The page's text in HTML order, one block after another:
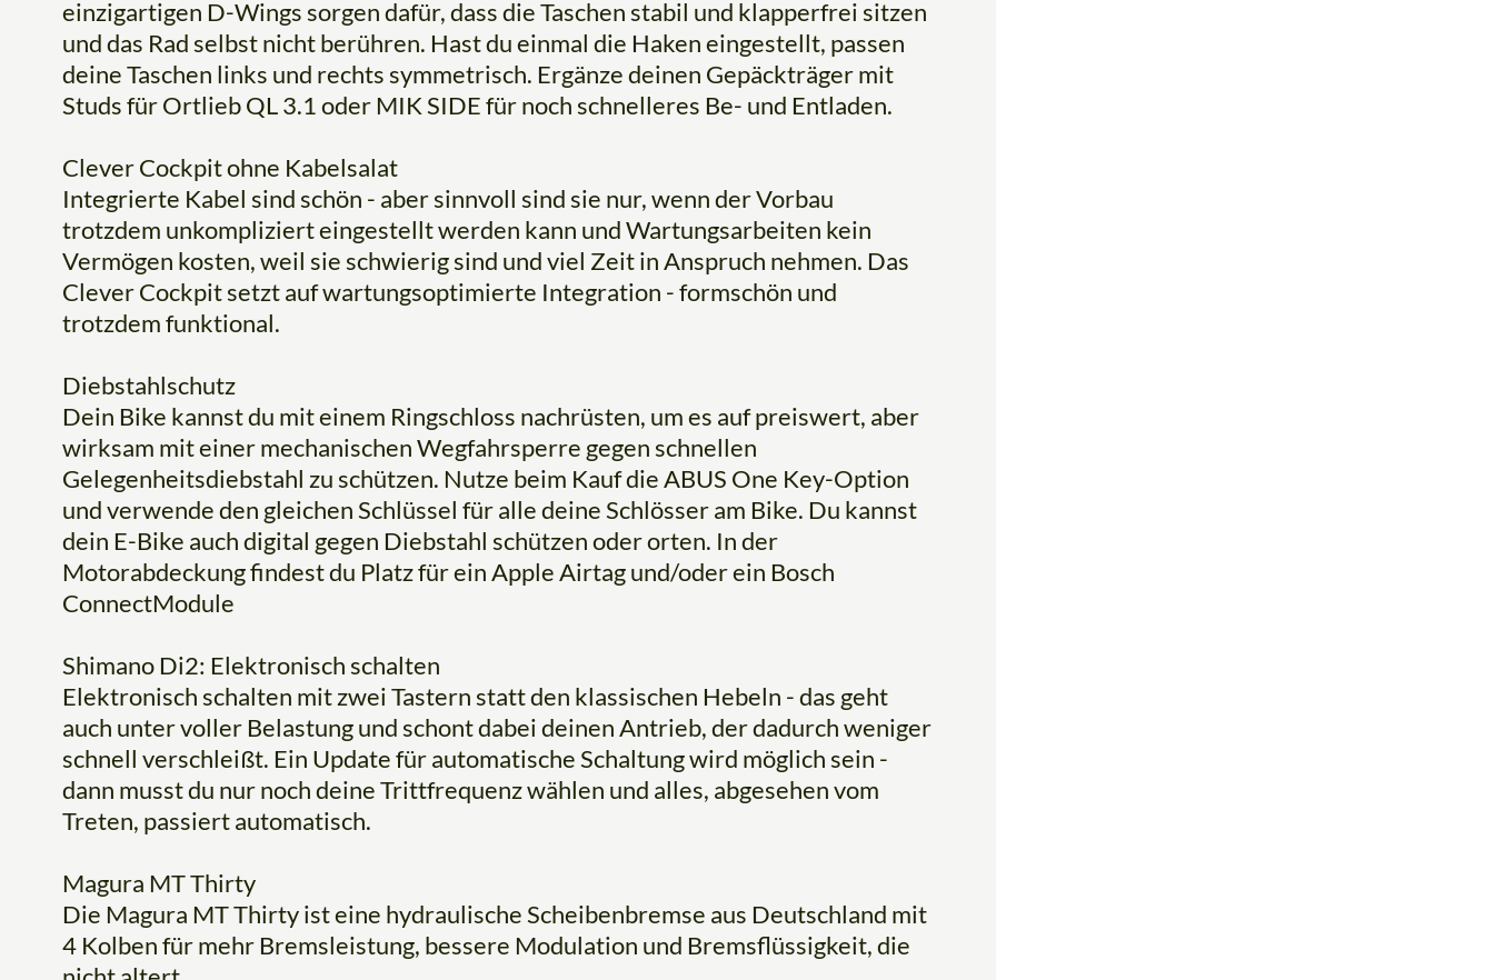
einzigartigen D-Wings sorgen dafür, dass die Taschen stabil und klapperfrei sitzen
und das Rad selbst nicht berühren. Hast du einmal die Haken eingestellt, passen
deine Taschen links und rechts symmetrisch. Ergänze deinen Gepäckträger mit
Studs für Ortlieb QL 3.1 oder MIK SIDE für noch schnelleres Be- und Entladen.
Clever Cockpit ohne Kabelsalat
Integrierte Kabel sind schön - aber sinnvoll sind sie nur, wenn der Vorbau
trotzdem unkompliziert eingestellt werden kann und Wartungsarbeiten kein
Vermögen kosten, weil sie schwierig sind und viel Zeit in Anspruch nehmen. Das
Clever Cockpit setzt auf wartungsoptimierte Integration - formschön und
trotzdem funktional.
Diebstahlschutz
Dein Bike kannst du mit einem Ringschloss nachrüsten, um es auf preiswert, aber
wirksam mit einer mechanischen Wegfahrsperre gegen schnellen
Gelegenheitsdiebstahl zu schützen. Nutze beim Kauf die ABUS One Key-Option
und verwende den gleichen Schlüssel für alle deine Schlösser am Bike. Du kannst
dein E-Bike auch digital gegen Diebstahl schützen oder orten. In der
Motorabdeckung findest du Platz für ein Apple Airtag und/oder ein Bosch
ConnectModule
Shimano Di2: Elektronisch schalten
Elektronisch schalten mit zwei Tastern statt den klassischen Hebeln - das geht
auch unter voller Belastung und schont dabei deinen Antrieb, der dadurch weniger
schnell verschleißt. Ein Update für automatische Schaltung wird möglich sein -
dann musst du nur noch deine Trittfrequenz wählen und alles, abgesehen vom
Treten, passiert automatisch.
Magura MT Thirty
Die Magura MT Thirty ist eine hydraulische Scheibenbremse aus Deutschland mit
4 Kolben für mehr Bremsleistung, bessere Modulation und Bremsflüssigkeit, die